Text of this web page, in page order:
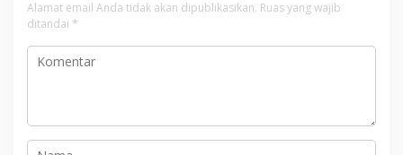
i
p
o
Alamat email Anda tidak akan dipublikasikan. Ruas yang wajib
ditandai *